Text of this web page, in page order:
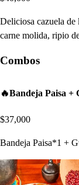
Deliciosa cazuela de
carne molida, ripio
Combos
🔥Bandeja Paisa +
$37,000
Bandeja Paisa*1 +